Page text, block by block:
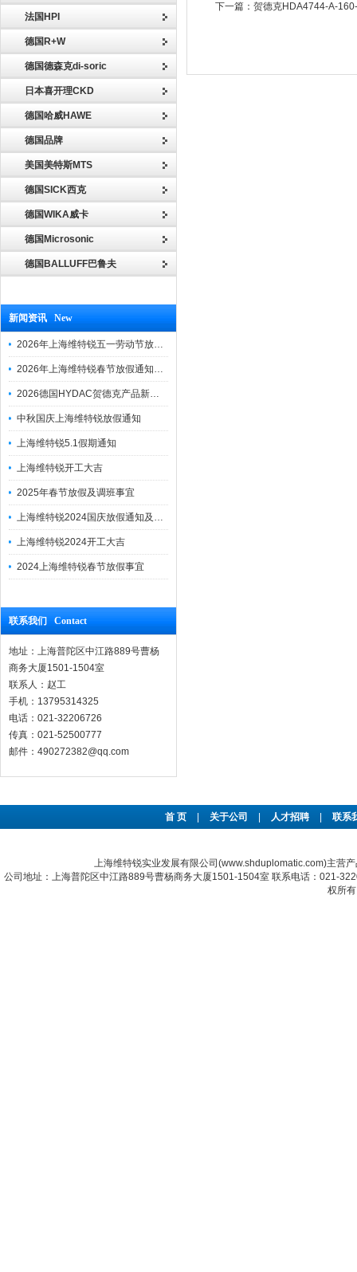
法国HPI
德国R+W
德国德森克di-soric
日本喜开理CKD
德国哈威HAWE
德国品牌
美国美特斯MTS
德国SICK西克
德国WIKA威卡
德国Microsonic
德国BALLUFF巴鲁夫
新闻资讯 New
2026年上海维特锐五一劳动节放假通知
2026年上海维特锐春节放假通知及调班安排
2026德国HYDAC贺德克产品新到一批现货
中秋国庆上海维特锐放假通知
上海维特锐5.1假期通知
上海维特锐开工大吉
2025年春节放假及调班事宜
上海维特锐2024国庆放假通知及调休安排
上海维特锐2024开工大吉
2024上海维特锐春节放假事宜
联系我们 Contact
地址：上海普陀区中江路889号曹杨
商务大厦1501-1504室
联系人：赵工
手机：13795314325
电话：021-32206726
传真：021-52500777
邮件：490272382@qq.com
下一篇： 贺德克HDA4744-A-
首 页 关于公司 人才招聘 联系
上海维特锐实业发展有限公司(www.shduplomatic.com)主营
公司地址：上海普陀区中江路889号曹杨商务大厦1501-1504室 联系电话：021-
权所